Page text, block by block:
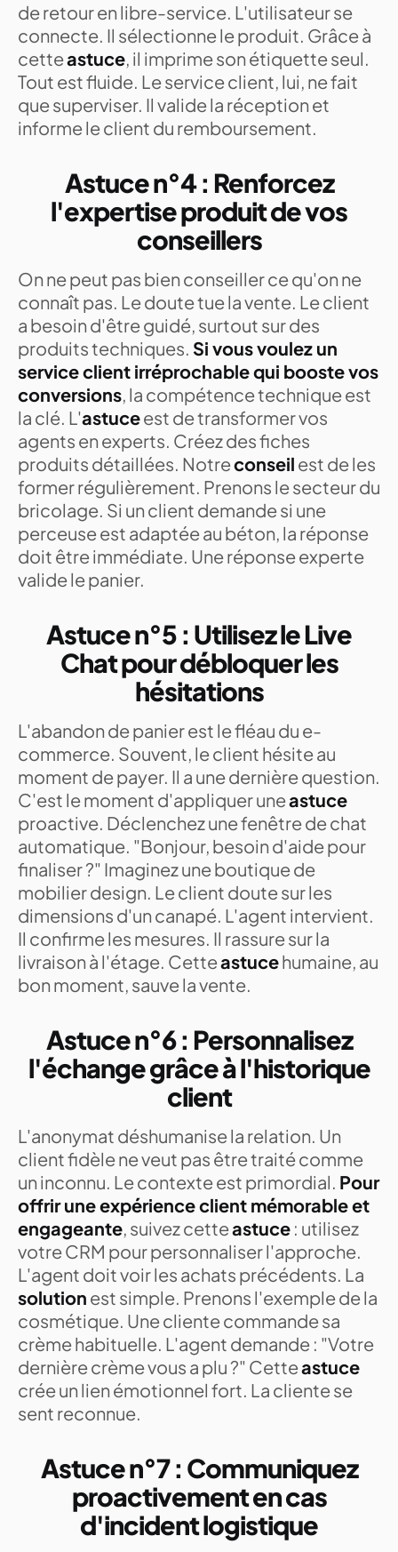
de retour en libre-service. L'utilisateur se
connecte. Il sélectionne le produit. Grâce à
cetteastuce, il imprime son étiquette seul.
Tout est fluide. Le service client, lui, ne fait
que superviser. Il valide la réception et
informe le client du remboursement.
Astuce n°4 : Renforcez
l'expertise produit de vos
conseillers
On ne peut pas bien conseiller ce qu'on ne
connaît pas. Le doute tue la vente. Le client
a besoin d'être guidé, surtout sur des
produits techniques. Si vous voulez un
service client irréprochable qui booste vos
conversions, la compétence technique est
la clé. L'astuceest de transformer vos
agents en experts. Créez des fiches
produits détaillées. Notreconseil est de les
former régulièrement. Prenons le secteur du
bricolage. Si un client demande si une
perceuse est adaptée au béton, la réponse
doit être immédiate. Une réponse experte
valide le panier.
Astuce n°5 : Utilisez le Live
Chat pour débloquer les
hésitations
L'abandon de panier est le fléau du e-
commerce. Souvent, le client hésite au
moment de payer. Il a une dernière question.
C'est le moment d'appliquer uneastuce
proactive. Déclenchez une fenêtre de chat
automatique. "Bonjour, besoin d'aide pour
finaliser ?" Imaginez une boutique de
mobilier design. Le client doute sur les
dimensions d'un canapé. L'agent intervient.
Il confirme les mesures. Il rassure sur la
livraison à l'étage. Cetteastucehumaine, au
bon moment, sauve la vente.
Astuce n°6 : Personnalisez
l'échange grâce à l'historique
client
L'anonymat déshumanise la relation. Un
client fidèle ne veut pas être traité comme
un inconnu. Le contexte est primordial. Pour
offrir une expérience client mémorable et
engageante, suivez cetteastuce : utilisez
votre CRM pour personnaliser l'approche.
L'agent doit voir les achats précédents. La
solution est simple. Prenons l'exemple de la
cosmétique. Une cliente commande sa
crème habituelle. L'agent demande : "Votre
dernière crème vous a plu ?" Cetteastuce
crée un lien émotionnel fort. La cliente se
sent reconnue.
Astuce n°7 : Communiquez
proactivement en cas
d'incident logistique